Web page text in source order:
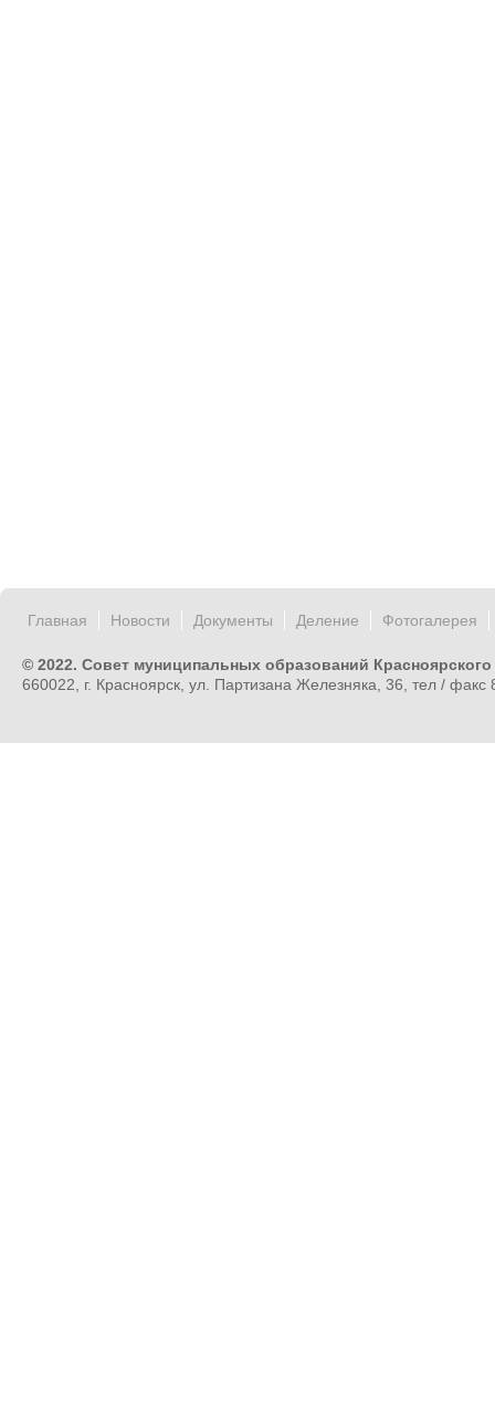
Главная Новости Документы Деление Фотогалерея
© 2022. Совет муниципальных образований Красноярского
660022, г. Красноярск, ул. Партизана Железняка, 36, тел /